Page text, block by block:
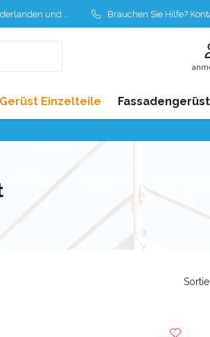
und Belgien Brauchen Sie Hilfe?
Gerüst Einzelteile